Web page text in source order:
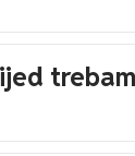
trebam